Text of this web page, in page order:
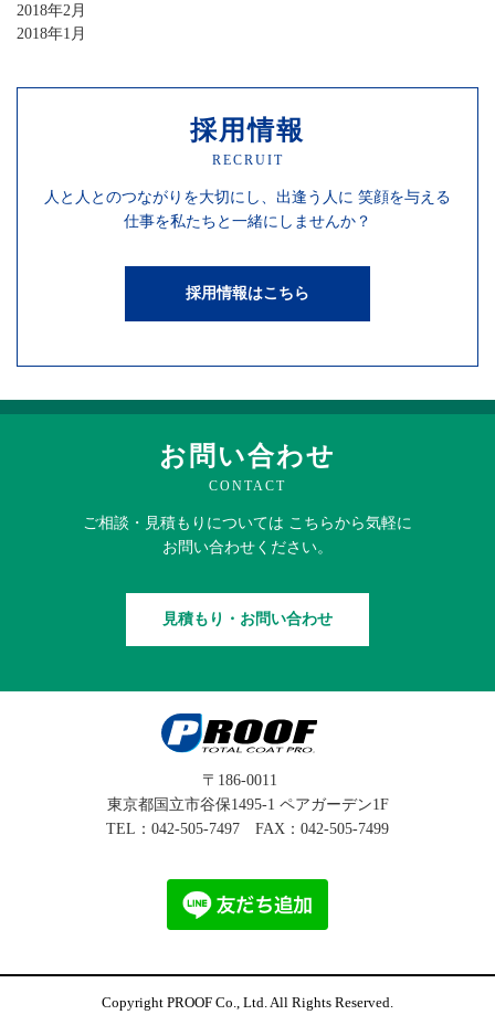
2018年2月
2018年1月
採用情報
RECRUIT
人と人とのつながりを大切にし、 出逢う人に 笑顔を与える
仕事を私たちと一緒にしませんか？
採用情報はこちら
お問い合わせ
CONTACT
ご相談・見積もりについては こちらから気軽に
お問い合わせください。
見積もり・お問い合わせ
〒186-0011
東京都国立市谷保1495-1 ペアガーデン1F
TEL： 042-505-7497 FAX：042-505-7499
Copyright PROOF Co., Ltd. All Rights Reserved.